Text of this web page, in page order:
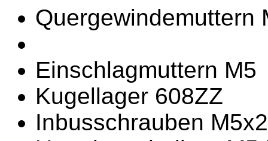
Quergewindemuttern
Einschlagmuttern M5
Kugellager 608ZZ
Inbusschrauben